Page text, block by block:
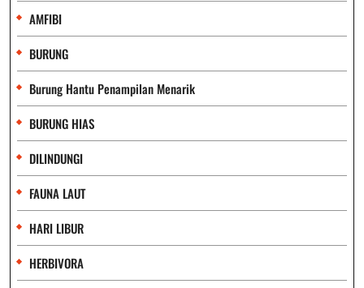
AMFIBI
BURUNG
Burung Hantu Penampilan Menarik
BURUNG HIAS
DILINDUNGI
FAUNA LAUT
HARI LIBUR
HERBIVORA